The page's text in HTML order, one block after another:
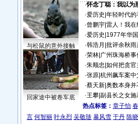
与松鼠的意外接触
回家途中被卷车底
·怀念丁聪：我以为
·爱历史 年轻时代
·曾鹏宇| 雷人！我
·爱历史 1977年华
·韩浩月 批评余秋雨
·荣林| 广州珠海桥
·朱顺忠 如何把贪官
·张原| 杭州飙车案
·蔡天新| 奥数本身
·王攀| 副县长之女
热点标签： 章子怡
言 何智丽 叶永烈 吴敬琏 暴风雪 于丹 陈